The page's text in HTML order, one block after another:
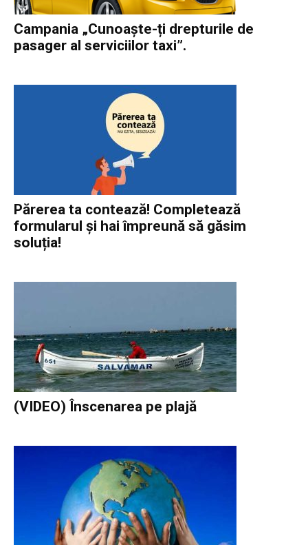
Campania „Cunoaște-ți drepturile de
pasager al serviciilor taxi”.
Părerea ta contează! Completează
formularul și hai împreună să găsim
soluția!
(VIDEO) Înscenarea pe plajă